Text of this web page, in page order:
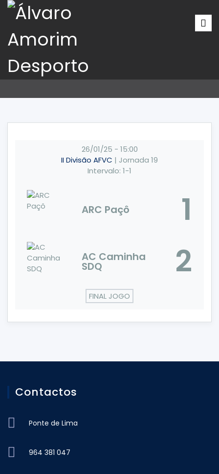
26/01/25 - 15:00
II Divisão AFVC | Jornada 19
Intervalo: 1-1
ARC Paçô 1
AC Caminha
SDQ 2
FINAL JOGO
Contactos
Ponte de Lima
964 381 047